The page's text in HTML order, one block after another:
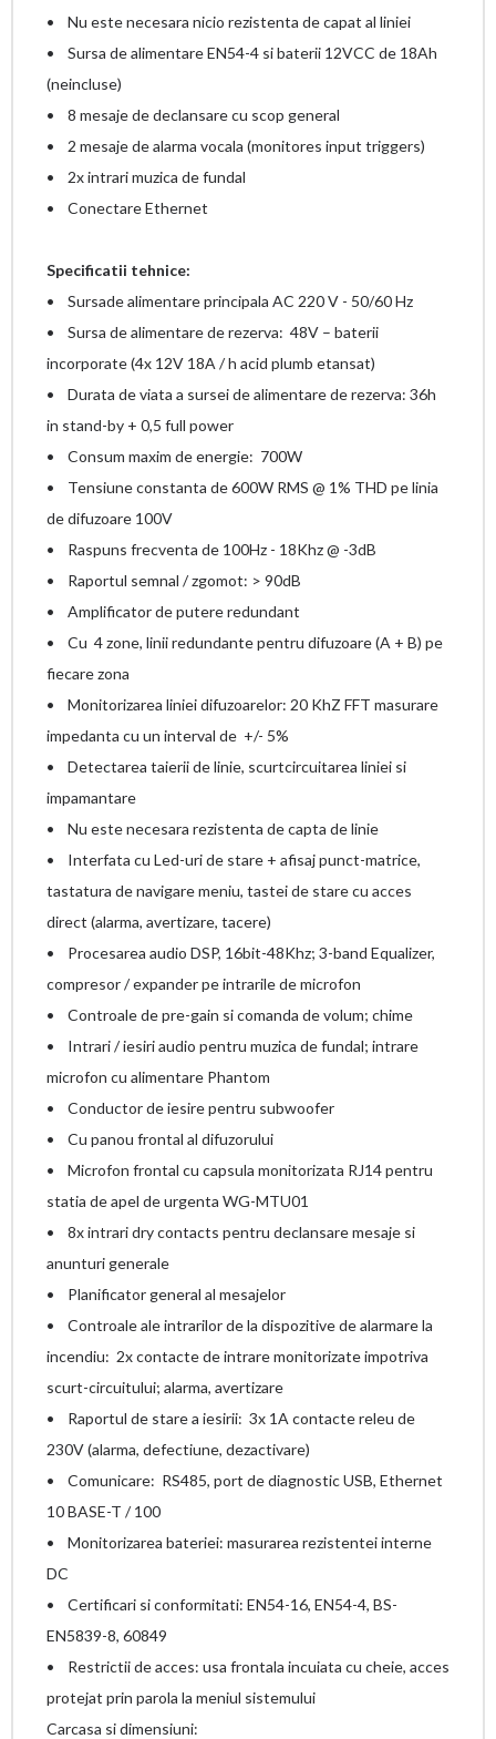
• Nu este necesara nicio rezistenta de capat al liniei
• Sursa de alimentare EN54-4 si baterii 12VCC de 18Ah
(neincluse)
• 8 mesaje de declansare cu scop general
• 2 mesaje de alarma vocala (monitores input triggers)
• 2x intrari muzica de fundal
• Conectare Ethernet
Specificatii tehnice:
• Sursade alimentare principala AC 220 V - 50/60 Hz
• Sursa de alimentare de rezerva: 48V – baterii
incorporate (4x 12V 18A / h acid plumb etansat)
• Durata de viata a sursei de alimentare de rezerva: 36h
in stand-by + 0,5 full power
• Consum maxim de energie: 700W
• Tensiune constanta de 600W RMS @ 1% THD pe linia
de difuzoare 100V
• Raspuns frecventa de 100Hz - 18Khz @ -3dB
• Raportul semnal / zgomot: > 90dB
• Amplificator de putere redundant
• Cu 4 zone, linii redundante pentru difuzoare (A + B) pe
fiecare zona
• Monitorizarea liniei difuzoarelor: 20 KhZ FFT masurare
impedanta cu un interval de +/- 5%
• Detectarea taierii de linie, scurtcircuitarea liniei si
impamantare
• Nu este necesara rezistenta de capta de linie
• Interfata cu Led-uri de stare + afisaj punct-matrice,
tastatura de navigare meniu, tastei de stare cu acces
direct (alarma, avertizare, tacere)
• Procesarea audio DSP, 16bit-48Khz; 3-band Equalizer,
compresor / expander pe intrarile de microfon
• Controale de pre-gain si comanda de volum; chime
• Intrari / iesiri audio pentru muzica de fundal; intrare
microfon cu alimentare Phantom
• Conductor de iesire pentru subwoofer
• Cu panou frontal al difuzorului
• Microfon frontal cu capsula monitorizata RJ14 pentru
statia de apel de urgenta WG-MTU01
• 8x intrari dry contacts pentru declansare mesaje si
anunturi generale
• Planificator general al mesajelor
• Controale ale intrarilor de la dispozitive de alarmare la
incendiu: 2x contacte de intrare monitorizate impotriva
scurt-circuitului; alarma, avertizare
• Raportul de stare a iesirii: 3x 1A contacte releu de
230V (alarma, defectiune, dezactivare)
• Comunicare: RS485, port de diagnostic USB, Ethernet
10 BASE-T / 100
• Monitorizarea bateriei: masurarea rezistentei interne
DC
• Certificari si conformitati: EN54-16, EN54-4, BS-
EN5839-8, 60849
• Restrictii de acces: usa frontala incuiata cu cheie, acces
protejat prin parola la meniul sistemului
Carcasa si dimensiuni: